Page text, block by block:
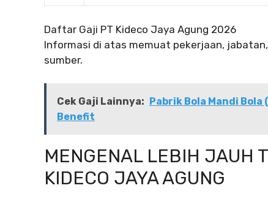
Daftar Gaji PT Kideco Jaya Agung 2026
Informasi di atas memuat pekerjaan,
sumber.
Cek Gaji Lainnya:
Pabrik Bola Mandi
Benefit
MENGENAL LEBIH JAUH
KIDECO JAYA AGUNG